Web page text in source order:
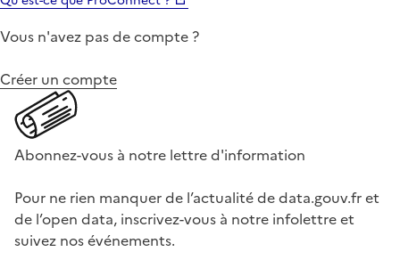
Vous n'avez pas de compte ?
Créer un compte
Abonnez-vous à notre lettre d'information
Pour ne rien manquer de l’actualité de data.gouv.fr et
de l’open data, inscrivez-vous à notre infolettre et
suivez nos événements.